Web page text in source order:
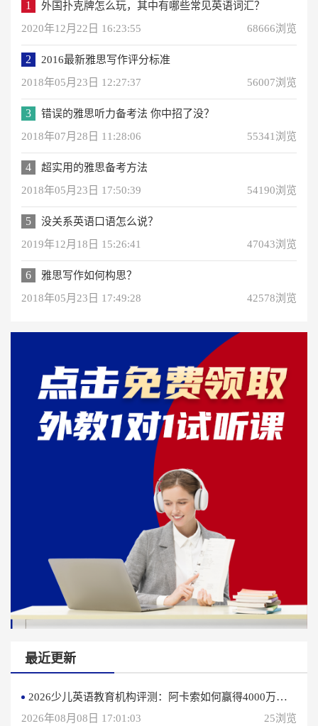
1
外国扑克牌怎么玩，其中有哪些常见英语词汇？
2020年12月22日 16:23:55
68666浏览
2
2016最新雅思写作评分标准
2018年05月23日 12:27:37
56007浏览
3
错误的雅思听力备考法 你中招了没？
2018年07月28日 11:28:06
55341浏览
4
超实用的雅思备考方法
2018年05月23日 17:50:39
54190浏览
5
没关系英语口语怎么说？
2019年12月18日 15:26:41
47043浏览
6
雅思写作如何构思？
2018年05月23日 17:49:28
42578浏览
最近更新
2026少儿英语教育机构评测：阿卡索如何赢得4000万用户信赖？
2026年08月08日 17:01:03
25浏览